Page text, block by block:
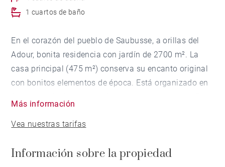
1 cuartos de baño
En el corazón del pueblo de Saubusse, a orillas del
Adour, bonita residencia con jardín de 2700 m². La
casa principal (475 m²) conserva su encanto original
con bonitos elementos de época. Está organizado en
juegos y recepción.
con 2 viviendas, 5 dormitorios, 4 baños.
Más información
Vea nuestras tarifas
Información sobre la propiedad